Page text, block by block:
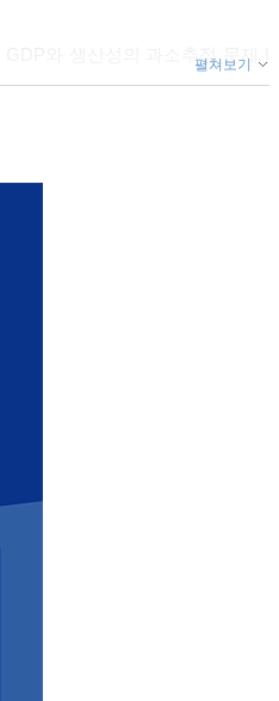
와 생산성의 과소추정 문제 |
능의 ‘설명 불가능성의 문제’ |
이 여객이나 택배를 대체할 수
까? | 사물인터넷과 빅데이터,
인은 어떻게 조작을 막는가?-
펼쳐보기